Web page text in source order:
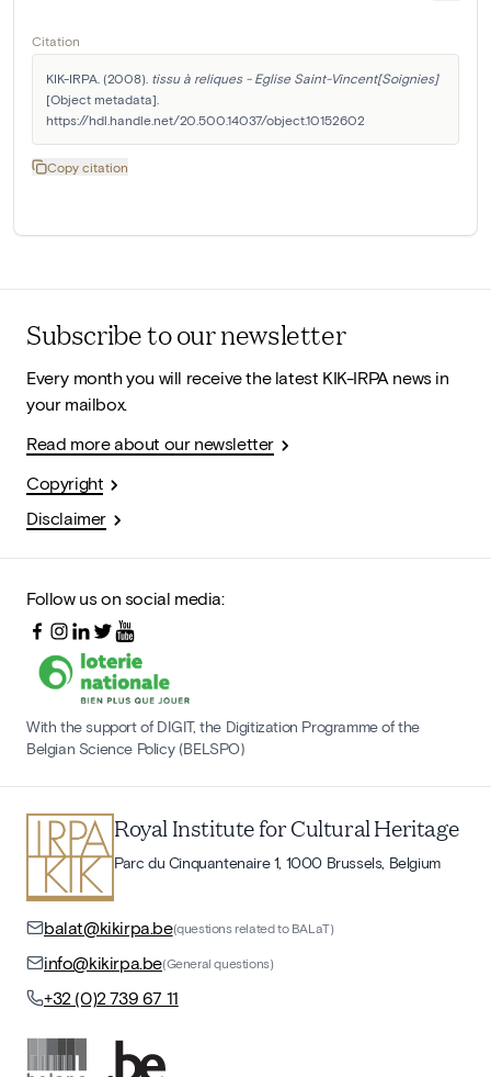
Citation
KIK-IRPA. (2008). tissu à reliques - Eglise Saint-Vincent[Soignies]
[Object metadata].
https://hdl.handle.net/20.500.14037/object.10152602
Copy citation
Subscribe to our newsletter
Every month you will receive the latest KIK-IRPA news in
your mailbox.
Read more about our newsletter
Copyright
Disclaimer
Follow us on social media:
With the support of DIGIT, the Digitization Programme of the
Belgian Science Policy (BELSPO)
Royal Institute for Cultural Heritage
Parc du Cinquantenaire 1, 1000 Brussels, Belgium
balat@kikirpa.be(questions related to BALaT)
info@kikirpa.be(General questions)
+32 (0)2 739 67 11